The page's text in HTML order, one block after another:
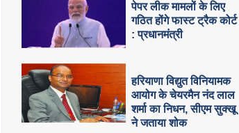
पेपर लीक मामलों के लिए
गठित होंगे फास्ट ट्रैक कोर्ट
: प्रधानमंत्री
हरियाणा विद्युत विनियामक
आयोग के चेयरमैन नंद लाल
शर्मा का निधन, सीएम सुक्‍खू
ने जताया शोक